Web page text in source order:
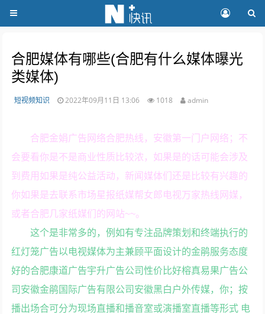
合肥媒体有哪些(合肥有什么媒体曝光
类媒体)
短视频知识 2022年09月11日 13:06 1018 admin
合肥金娟广告网络合肥热线，安徽第一门户网络；不
会要看你是不是商业性质比较浓，如果是的话可能会涉及
到费用如果是纯公益活动，新闻媒体们还是比较有兴趣的
你如果是去联系市场星报纸媒帮女郎电视万家热线网媒，
或者合肥几家纸媒们的网站~~。
这个是非常多的，例如有专注品牌策划和终端执行的
红灯笼广告以电视媒体为主兼顾平面设计的金鹃服务态度
好的合肥康道广告宇升广告公司性价比好榕真易果广告公
司安徽金鹃国际广告有限公司安徽黑白户外传媒，你；按
播出场合可分为现场直播和播音室或演播室直播等形式 电